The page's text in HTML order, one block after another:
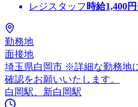
レジスタッフ 時給1,400
勤務地
面接地
埼玉県白岡市 ※詳細な勤務地
確認をお願いいたします。
白岡駅、新白岡駅